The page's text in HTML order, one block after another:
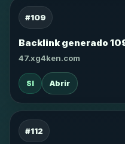
#109
Backlink generado
47.xg4ken.com
SI Abrir
#112